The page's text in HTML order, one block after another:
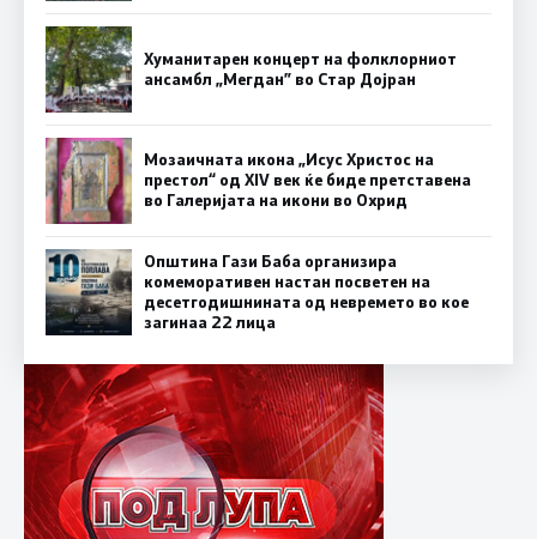
Хуманитарен концерт на фолклорниот
ансамбл „Мегдан” во Стар Дојран
Мозаичната икона „Исус Христос на
престол“ од XIV век ќе биде претставена
во Галеријата на икони во Охрид
Општина Гази Баба организира
комеморативен настан посветен на
десетгодишнината од невремето во кое
загинаа 22 лица